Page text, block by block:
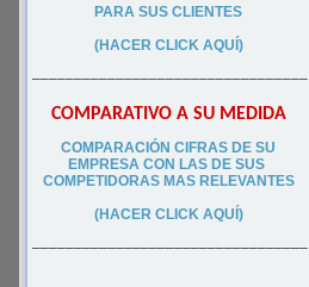
PARA SUS CLIENTES
(HACER CLICK AQUÍ)
–––––––––––––––––––––––––––––––––
COMPARATIVO A SU MEDIDA
COMPARACIÓN CIFRAS DE SU
EMPRESA CON LAS DE SUS
COMPETIDORAS MAS RELEVANTES
(HACER CLICK AQUÍ)
–––––––––––––––––––––––––––––––––